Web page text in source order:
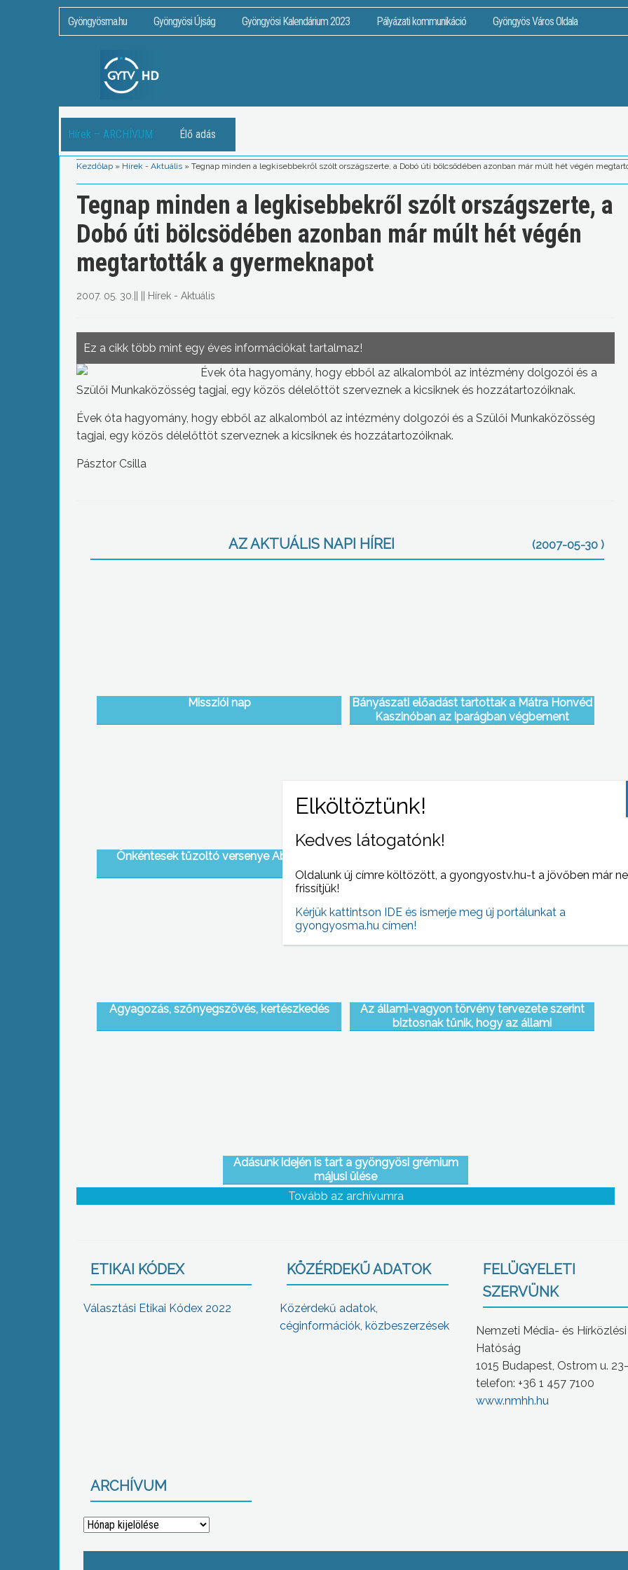
Gyöngyösma.hu Gyöngyösi Újság Gyöngyösi Kalendárium 2023 Pályázati kommunikáció Gyöngyös Város Oldala
Hírek – ARCHÍVUM Élő adás
Kezdőlap » Hírek - Aktuális » Tegnap minden a legkisebbekről szólt országszerte, a Dobó úti bölcsödében azonban már múlt hét végén
Tegnap minden a legkisebbekről szólt országszerte, a
Dobó úti bölcsödében azonban már múlt hét végén
megtartották a gyermeknapot
2007. 05. 30. Hírek - Aktuális
Ez a cikk több mint egy éves információkat tartalmaz!
Évek óta hagyomány, hogy ebből az alkalomból az intézmény dolgozói és a
Szülői Munkaközösség tagjai, egy közös délelőttöt szerveznek a kicsiknek és hozzátartozóiknak.
Évek óta hagyomány, hogy ebből az alkalomból az intézmény dolgozói és a Szülői Munkaközösség
tagjai, egy közös délelőttöt szerveznek a kicsiknek és hozzátartozóiknak.
Pásztor Csilla
AZ AKTUÁLIS NAPI HÍREI (2007-05-30 )
Missziói nap
Bányászati előadást tartottak a Mátra Honvéd
Kaszinóban az iparágban végbement
Önkéntesek tűzoltó versenye Abasáron
gyerekek vették birtokba
Agyagozás, szőnyegszövés, kertészkedés
Az állami-vagyon törvény tervezete szerint
biztosnak tűnik, hogy az állami
Adásunk idején is tart a gyöngyösi grémium
májusi ülése
Tovább az archívumra
ETIKAI KÓDEX
Választási Etikai Kódex 2022
KÖZÉRDEKŰ ADATOK
Közérdekű adatok,
céginformációk, közbeszerzések
FELÜGYELETI
SZERVÜNK
Nemzeti Média- és Hírközlési
Hatóság
1015 Budapest, Ostrom u.
telefon: +36 1 457 7100
www.nmhh.hu
ARCHÍVUM
Archívum
Kedves látogatónk!
Oldalunk új címre költözött, a gyongyostv.hu-t a jövőben már
frissítjük!
Kérjük kattintson IDE és ismerje meg új portálunkat a
gyongyosma.hu címen!